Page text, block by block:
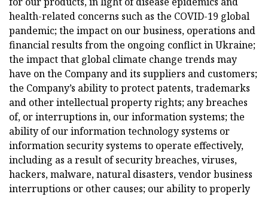
health-related concerns such as the COVID-19 global
pandemic; the impact on our business, operations and
financial results from the ongoing conflict in Ukraine;
the impact that global climate change trends may
have on the Company and its suppliers and customers;
the Company’s ability to protect patents, trademarks
and other intellectual property rights; any breaches
of, or interruptions in, our information systems; the
ability of our information technology systems or
information security systems to operate effectively,
including as a result of security breaches, viruses,
hackers, malware, natural disasters, vendor business
interruptions or other causes; our ability to properly